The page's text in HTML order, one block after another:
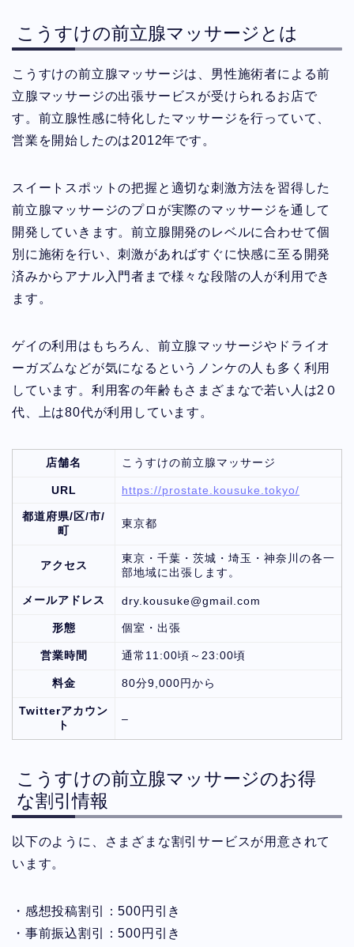
こうすけの前立腺マッサージとは
こうすけの前立腺マッサージは、男性施術者による前
立腺マッサージの出張サービスが受けられるお店で
す。前立腺性感に特化したマッサージを行っていて、
営業を開始したのは2012年です。
スイートスポットの把握と適切な刺激方法を習得した
前立腺マッサージのプロが実際のマッサージを通して
開発していきます。前立腺開発のレベルに合わせて個
別に施術を行い、刺激があればすぐに快感に至る開発
済みからアナル入門者まで様々な段階の人が利用でき
ます。
ゲイの利用はもちろん、前立腺マッサージやドライオ
ーガズムなどが気になるというノンケの人も多く利用
しています。利用客の年齢もさまざまなで若い人は2０
代、上は80代が利用しています。
店舗名 こうすけの前立腺マッサージ
URL https://prostate.kousuke.tokyo/
都道府県/区/市/
町
東京都
アクセス
東京・千葉・茨城・埼玉・神奈川の各一
部地域に出張します。
メールアドレス dry.kousuke@gmail.com
形態 個室・出張
営業時間 通常11:00頃～23:00頃
料金 80分9,000円から
Twitterアカウン
ト
–
こうすけの前立腺マッサージのお得
な割引情報
以下のように、さまざまな割引サービスが用意されて
います。
・感想投稿割引：500円引き
・事前振込割引：500円引き